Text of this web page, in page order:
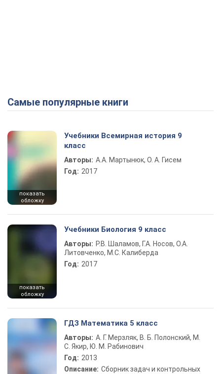
Самые популярные книги
показать
обложку
Учебники Всемирная история 9
класс
Авторы: А.А. Мартынюк, О. А. Гисем
Год: 2017
показать
обложку
Учебники Биология 9 класс
Авторы: Р.В. Шаламов, Г.А. Носов, О.А.
Литовченко, М.С. Калиберда
Год: 2017
ГДЗ Математика 5 класс
Авторы: А. Г. Мерзляк, В. Б. Полонский, М.
С. Якир, Ю. М. Рабинович
Год: 2013
Описание: Сборник задач и контрольных